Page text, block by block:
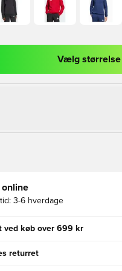
til at logge ind eller
Vælg størrelse
online
3-6 hverdage
ved køb over 699 kr
returret